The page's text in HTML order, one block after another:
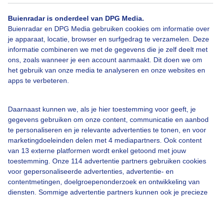
Buienradar is onderdeel van DPG Media.
Buienradar en DPG Media gebruiken cookies om informatie over
je apparaat, locatie, browser en surfgedrag te verzamelen. Deze
informatie combineren we met de gegevens die je zelf deelt met
ons, zoals wanneer je een account aanmaakt. Dit doen we om
het gebruik van onze media te analyseren en onze websites en
apps te verbeteren.
Daarnaast kunnen we, als je hier toestemming voor geeft, je
gegevens gebruiken om onze content, communicatie en aanbod
te personaliseren en je relevante advertenties te tonen, en voor
marketingdoeleinden delen met 4 mediapartners. Ook content
van 13 externe platformen wordt enkel getoond met jouw
toestemming. Onze 114 advertentie partners gebruiken cookies
voor gepersonaliseerde advertenties, advertentie- en
contentmetingen, doelgroepenonderzoek en ontwikkeling van
diensten. Sommige advertentie partners kunnen ook je precieze
Bekijk slideshow
Over Buienradar